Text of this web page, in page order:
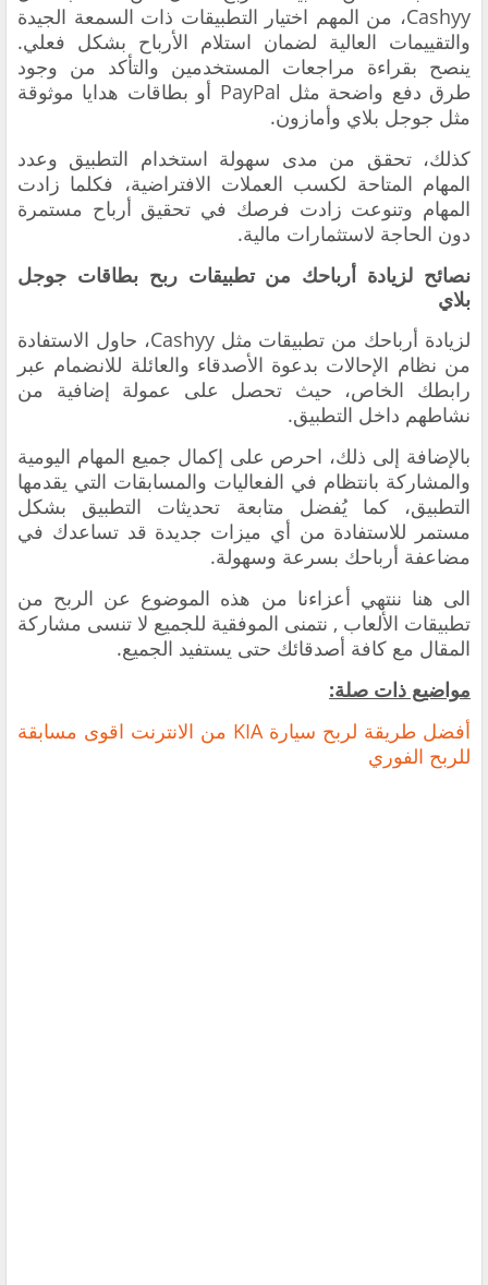
Cashyy، من المهم اختيار التطبيقات ذات السمعة الجيدة
والتقييمات العالية لضمان استلام الأرباح بشكل فعلي.
ينصح بقراءة مراجعات المستخدمين والتأكد من وجود
طرق دفع واضحة مثل PayPal أو بطاقات هدايا موثوقة
مثل جوجل بلاي وأمازون.
كذلك، تحقق من مدى سهولة استخدام التطبيق وعدد
المهام المتاحة لكسب العملات الافتراضية، فكلما زادت
المهام وتنوعت زادت فرصك في تحقيق أرباح مستمرة
دون الحاجة لاستثمارات مالية.
نصائح لزيادة أرباحك من تطبيقات ربح بطاقات جوجل
بلاي
لزيادة أرباحك من تطبيقات مثل Cashyy، حاول الاستفادة
من نظام الإحالات بدعوة الأصدقاء والعائلة للانضمام عبر
رابطك الخاص، حيث تحصل على عمولة إضافية من
نشاطهم داخل التطبيق.
بالإضافة إلى ذلك، احرص على إكمال جميع المهام اليومية
والمشاركة بانتظام في الفعاليات والمسابقات التي يقدمها
التطبيق، كما يُفضل متابعة تحديثات التطبيق بشكل
مستمر للاستفادة من أي ميزات جديدة قد تساعدك في
مضاعفة أرباحك بسرعة وسهولة.
الى هنا ننتهي أعزاءنا من هذه الموضوع عن الربح من
تطبيقات الألعاب , نتمنى الموفقية للجميع لا تنسى مشاركة
المقال مع كافة أصدقائك حتى يستفيد الجميع.
مواضيع ذات صلة:
أفضل طريقة لربح سيارة KIA من الانترنت اقوى مسابقة
للربح الفوري